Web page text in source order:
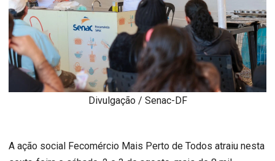
Divulgação / Senac-DF
A ação social Fecomércio Mais Perto de Todos atraiu nesta